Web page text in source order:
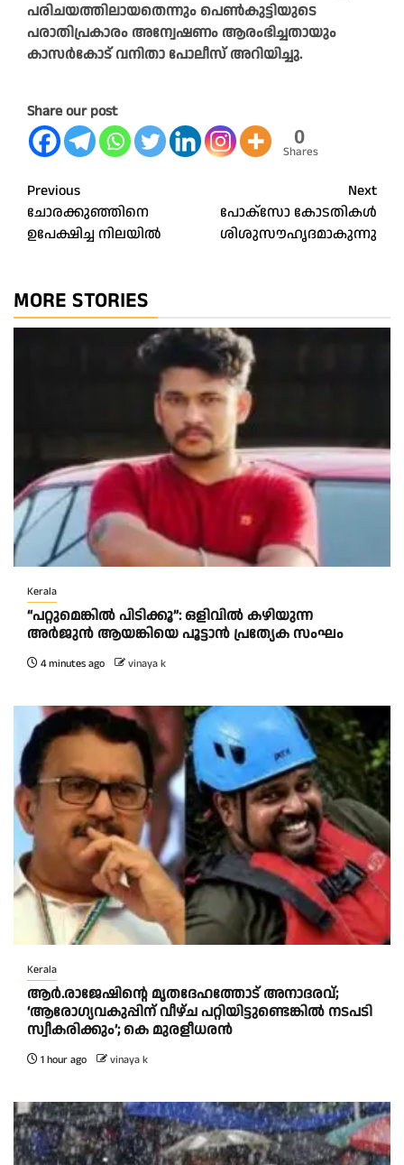
പരിചയത്തിലായതെന്നും പെണ്‍കുട്ടിയുടെ
പരാതിപ്രകാരം അന്വേഷണം ആരംഭിച്ചതായും
കാസര്‍കോട് വനിതാ പോലീസ് അറിയിച്ചു.
Share our post
0
Shares
Post
navigation
Previous
ചോരക്കുഞ്ഞിനെ
ഉപേക്ഷിച്ച നിലയിൽ
Next
പോക്‌സോ കോടതികൾ
ശിശുസൗഹൃദമാകുന്നു
MORE STORIES
Kerala
“പറ്റുമെങ്കിൽ പിടിക്കൂ”: ഒളിവിൽ കഴിയുന്ന
അർജുൻ ആയങ്കിയെ പൂട്ടാൻ പ്രത്യേക സംഘം
4 minutes ago vinaya k
Kerala
ആര്‍.രാജേഷിന്റെ മൃതദേഹത്തോട് അനാദരവ്;
‘ആരോഗ്യവകുപ്പിന് വീഴ്ച പറ്റിയിട്ടുണ്ടെങ്കില്‍ നടപടി
സ്വീകരിക്കും’; കെ മുരളീധരന്‍
1 hour ago vinaya k